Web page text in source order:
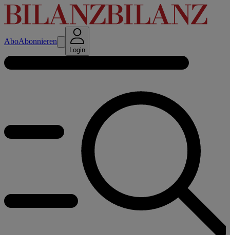
AboAbonnieren
Login